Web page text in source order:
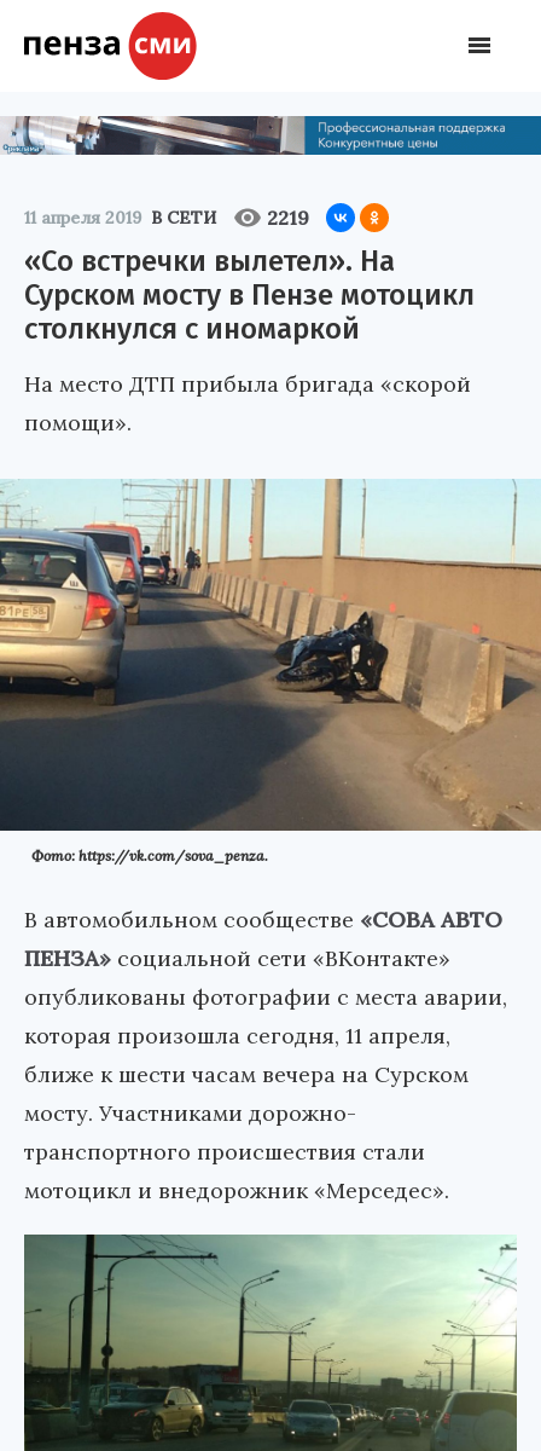
11 апреля 2019 В СЕТИ 2219
«Со встречки вылетел». На
Сурском мосту в Пензе мотоцикл
столкнулся с иномаркой
На место ДТП прибыла бригада «скорой
помощи».
Фото: https://vk.com/sova_penza.
В автомобильном сообществе «СОВА АВТО
ПЕНЗА» социальной сети «ВКонтакте»
опубликованы фотографии с места аварии,
которая произошла сегодня, 11 апреля,
ближе к шести часам вечера на Сурском
мосту. Участниками дорожно-
транспортного происшествия стали
мотоцикл и внедорожник «Мерседес».